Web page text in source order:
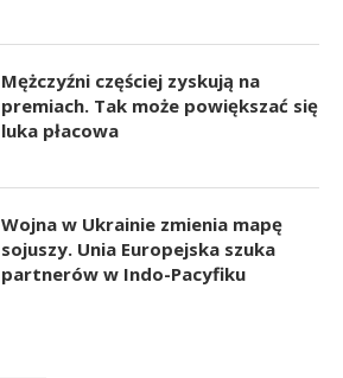
Mężczyźni częściej zyskują na
premiach. Tak może powiększać się
luka płacowa
Wojna w Ukrainie zmienia mapę
sojuszy. Unia Europejska szuka
partnerów w Indo-Pacyfiku